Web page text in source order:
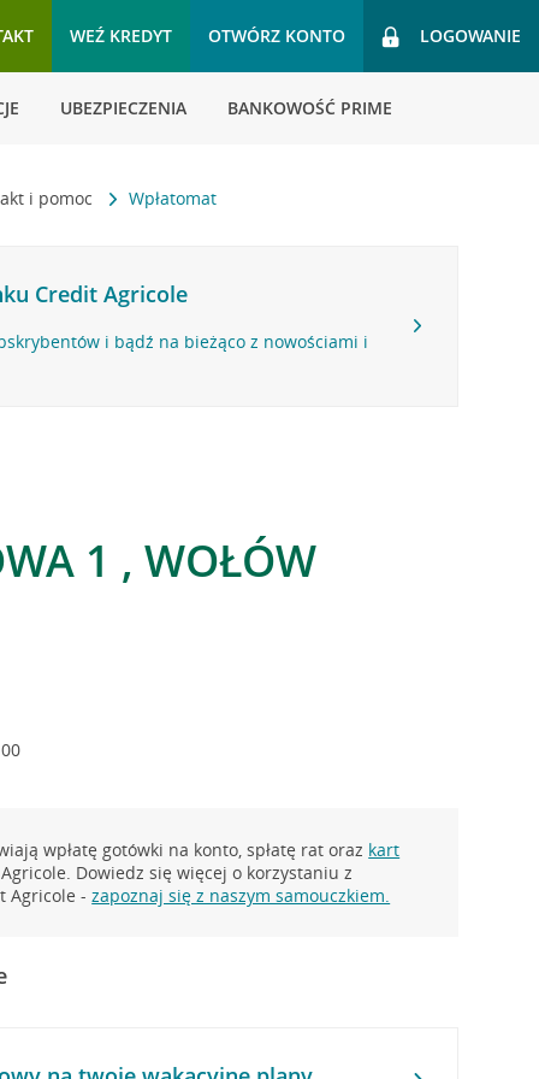
WEŹ KREDYT OTWÓRZ KONTO LOGOWANIE
UBEZPIECZENIA BANKOWOŚĆ PRIME
i pomoc Wpłatomat
Credit Agricole
i bądź na bieżąco z nowościami i
1 , WOŁÓW
wpłatę gotówki na konto, spłatę rat oraz kart
Dowiedz się więcej o korzystaniu z
Agricole -zapoznaj się z naszym samouczkiem.